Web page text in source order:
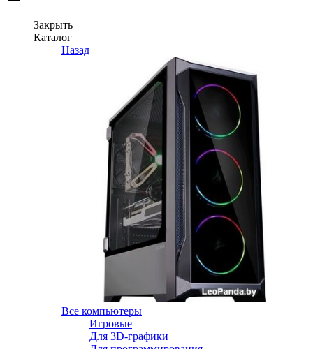
Закрыть
Каталог
Назад
Все компьютеры
Игровые
Для 3D-графики